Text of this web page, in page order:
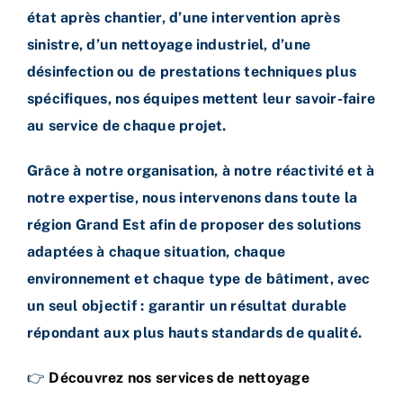
état après chantier, d’une intervention après
sinistre, d’un nettoyage industriel, d’une
désinfection ou de prestations techniques plus
spécifiques, nos équipes mettent leur savoir-faire
au service de chaque projet.
Grâce à notre organisation, à notre réactivité et à
notre expertise, nous intervenons dans toute la
région Grand Est afin de proposer des solutions
adaptées à chaque situation, chaque
environnement et chaque type de bâtiment, avec
un seul objectif : garantir un résultat durable
répondant aux plus hauts standards de qualité.
👉 Découvrez nos services de nettoyage